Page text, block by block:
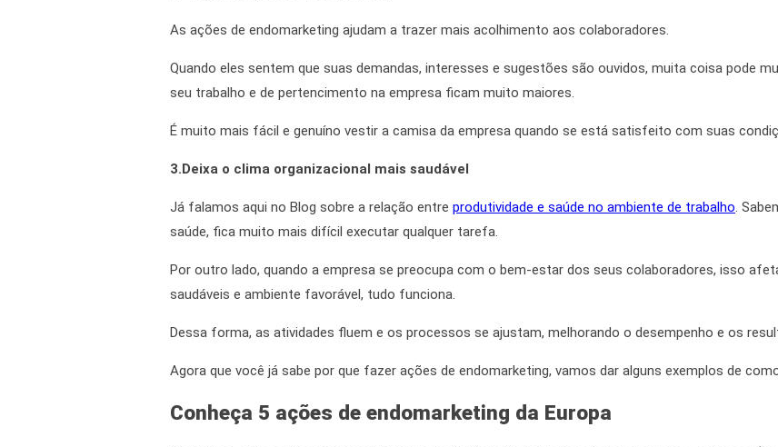
As ações de endomarketing ajudam a trazer mais acolhimento aos colaboradores.
Quando eles sentem que suas demandas, interesses e sugestões são ouvidos, muita coisa pode
seu trabalho e de pertencimento na empresa ficam muito maiores.
É muito mais fácil e genuíno vestir a camisa da empresa quando se está satisfeito com suas
3.Deixa o clima organizacional mais saudável
Já falamos aqui no Blog sobre a relação entre produtividade e saúde no ambiente de trabalho.
saúde, fica muito mais difícil executar qualquer tarefa.
Por outro lado, quando a empresa se preocupa com o bem-estar dos seus colaboradores, isso
saudáveis e ambiente favorável, tudo funciona.
Dessa forma, as atividades fluem e os processos se ajustam, melhorando o desempenho e os
Agora que você já sabe por que fazer ações de endomarketing, vamos dar alguns exemplos de
Conheça 5 ações de endomarketing da Europa